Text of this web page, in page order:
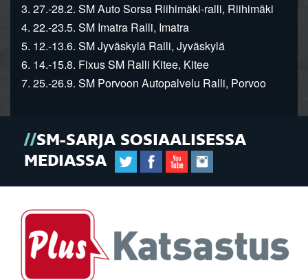
3. 27.-28.2. SM Auto Sorsa Riihimäki-ralli, Riihimäki
4. 22.-23.5. SM Imatra Ralli, Imatra
5. 12.-13.6. SM Jyväskylä Ralli, Jyväskylä
6. 14.-15.8. Fixus SM Ralli Kitee, Kitee
7. 25.-26.9. SM Porvoon Autopalvelu Ralli, Porvoo
SM-SARJA SOSIAALISESSA
MEDIASSA